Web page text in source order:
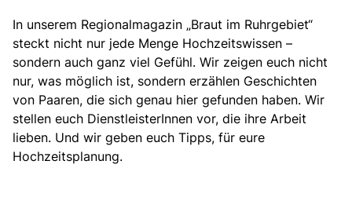
In unserem Regionalmagazin „Braut im Ruhrgebiet“
steckt nicht nur jede Menge Hochzeitswissen –
sondern auch ganz viel Gefühl. Wir zeigen euch nicht
nur, was möglich ist, sondern erzählen Geschichten
von Paaren, die sich genau hier gefunden haben. Wir
stellen euch DienstleisterInnen vor, die ihre Arbeit
lieben. Und wir geben euch Tipps, für eure
Hochzeitsplanung.